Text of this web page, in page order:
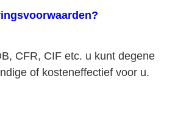
CFR, CIF etc. u kunt degene
of kosteneffectief voor u.